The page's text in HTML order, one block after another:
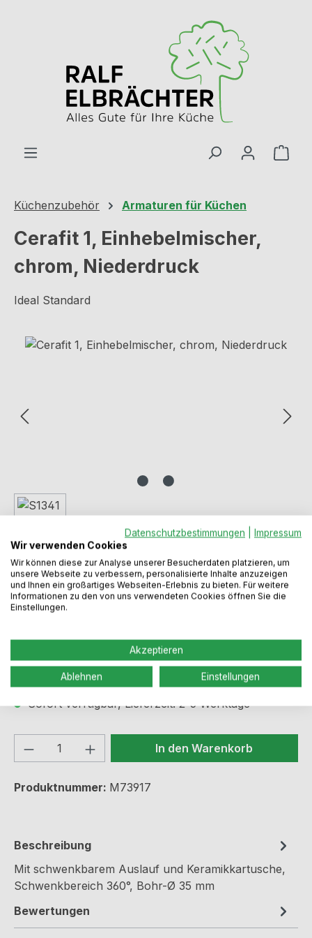
Küchenzubehör Armaturen für Küchen
Cerafit 1, Einhebelmischer,
chrom, Niederdruck
Ideal Standard
Bildergalerie überspringen
Regulärer Preis:
Preise inkl. MwSt. zzgl. Versandkosten
Sofort verfügbar, Lieferzeit: 2-5 Werktage
Produkt Anzahl: Gib denIn den Warenkorb
Produktnummer: M73917
Beschreibung
Mit schwenkbarem Auslauf und Keramikkartusche,
Schwenkbereich 360°, Bohr-Ø 35 mm
Bewertungen
Datenschutzbestimmungen
Impressum
Wir verwenden Cookies
Wir können diese zur Analyse unserer Besucherdaten platzieren, um
unsere Webseite zu verbessern, personalisierte Inhalte anzuzeigen
und Ihnen ein großartiges Webseiten-Erlebnis zu bieten. Für weitere
Informationen zu den von uns verwendeten Cookies öffnen Sie die
Einstellungen.
Akzeptieren
Ablehnen Einstellungen